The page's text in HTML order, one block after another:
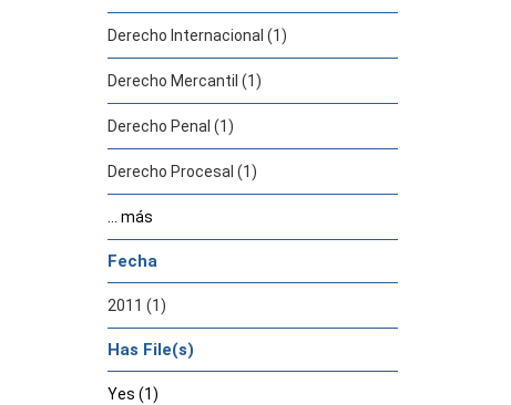
Derecho Internacional (1)
Derecho Mercantil (1)
Derecho Penal (1)
Derecho Procesal (1)
... más
Fecha
2011 (1)
Has File(s)
Yes (1)